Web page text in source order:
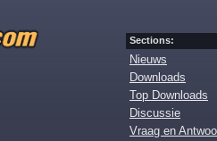
Sections:
Nieuws
Downloads
Top Downloads
Discussie
Vraag en